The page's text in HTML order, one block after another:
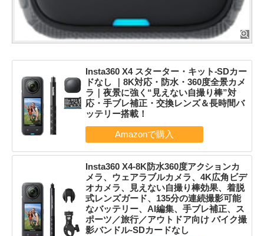
Insta360 X4 スターター・キット-SDカー
ドなし ｜8K対応・防水・360度全景カメ
ラ｜夜景に強く“見えない自撮り棒”対
応・手ブレ補正・交換レンズ＆長時間バ
ッテリー搭載！
Insta360 X4-8K防水360度アクションカ
メラ、ウェアラブルカメラ、4K広角ビデ
オカメラ、見えない自撮り棒効果、着脱
式レンズガード、135分の連続撮影可能
なバッテリー、AI編集、手ブレ補正、ス
ポーツ／旅行／アウトドア向け バイク撮
影バンドル-SDカードなし